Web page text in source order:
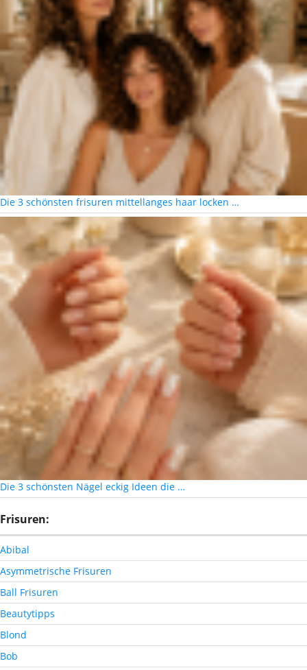
Die 3 schönsten frisuren mittellanges haar locken …
Die 3 schönsten Nägel eckig Ideen die …
Frisuren:
Abibal
Asymmetrische Frisuren
Ball Frisuren
Beautytipps
Blond
Bob